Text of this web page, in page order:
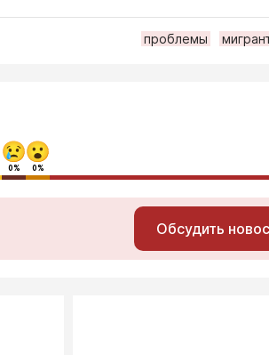
проблемы
0% 0%
Обсудить